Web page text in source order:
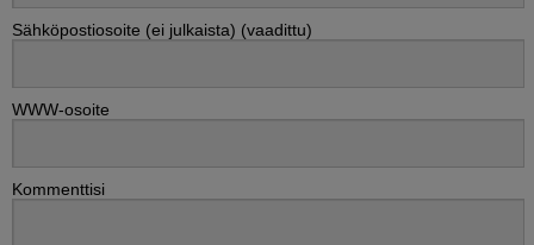
Sähköpostiosoite (ei julkaista) (vaadittu)
WWW-osoite
Kommenttisi